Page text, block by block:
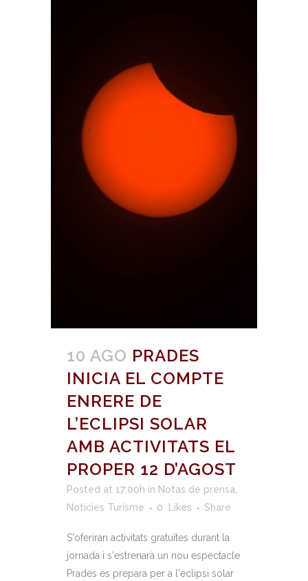
10 AGO PRADES
INICIA EL COMPTE
ENRERE DE
L’ECLIPSI SOLAR
AMB ACTIVITATS EL
PROPER 12 D’AGOST
Posted at 17:00h in Notas de prensa
Notícies Turisme
0 Likes Share
S'oferiran activitats gratuïtes durant la
jornada i s'estrenarà un nou espectacle
Prades es prepara per a l'eclipsi solar